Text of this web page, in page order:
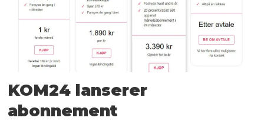
KOM24 lanserer
abonnement